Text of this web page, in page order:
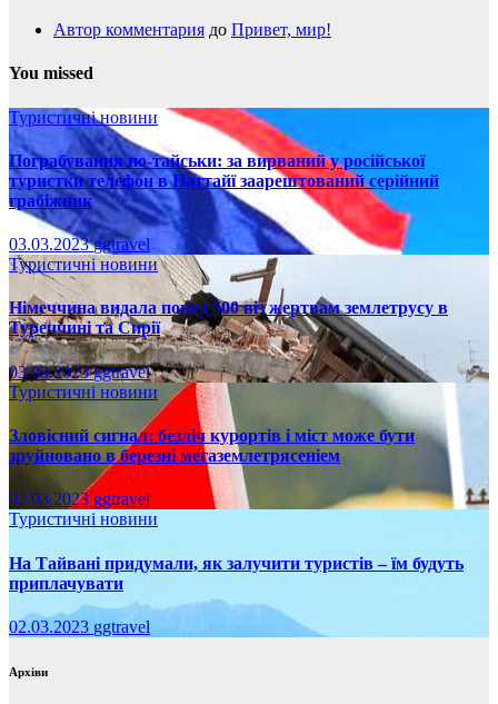
Автор комментария до Привет, мир!
You missed
Туристичні новини
Пограбування по-тайськи: за вирваний у російської
туристки телефон в Паттайї заарештований серійний
грабіжник
03.03.2023ggtravel
Туристичні новини
Німеччина видала понад 500 віз жертвам землетрусу в
Туреччині та Сирії
03.03.2023ggtravel
Туристичні новини
Зловісний сигнал: безліч курортів і міст може бути
зруйновано в березні мегаземлетрясеніем
02.03.2023 ggtravel
Туристичні новини
На Тайвані придумали, як залучити туристів – їм будуть
приплачувати
02.03.2023 ggtravel
Архіви